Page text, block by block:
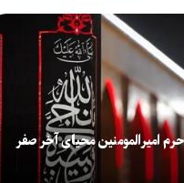
امیرالمومنین محیای آخر صفر